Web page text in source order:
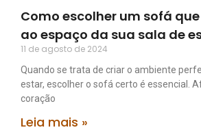
Como escolher um sofá
ao espaço da sua sala de
11 de agosto de 2024
Quando se trata de criar o ambiente
estar, escolher o sofá certo é essencial.
coração
Leia mais »